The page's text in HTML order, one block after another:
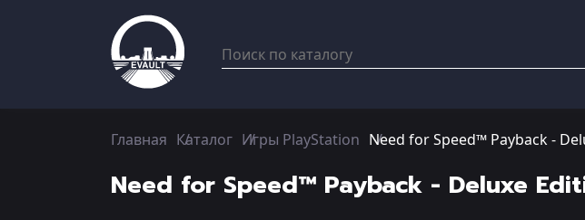
Главная Каталог Игры PlayStation Need for Speed™ Payback -
Need for Speed™ Payback - Deluxe